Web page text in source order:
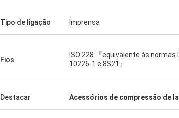
Tipo de ligação Imprensa
Fios
ISO 228 『equivalente às normas
10226-1 e 8S21』
Destacar Acessórios de compressão de